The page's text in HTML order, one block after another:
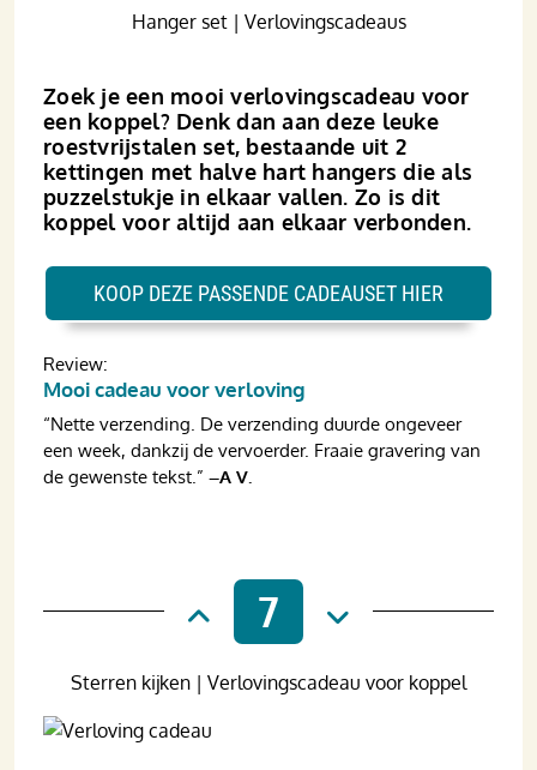
Zoek je een mooi verlovingscadeau voor
een koppel? Denk dan aan deze leuke
roestvrijstalen set, bestaande uit 2
kettingen met halve hart hangers die als
puzzelstukje in elkaar vallen. Zo is dit
koppel voor altijd aan elkaar verbonden.
Hanger set | Verlovingscadeaus
Review:
Mooi cadeau voor verloving
“Nette verzending. De verzending duurde ongeveer
een week, dankzij de vervoerder. Fraaie gravering van
de gewenste tekst.” –A V.
KOOP DEZE PASSENDE CADEAUSET HIER
7
Sterren kijken | Verlovingscadeau voor koppel